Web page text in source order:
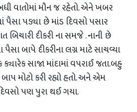
વાતોમાં મૌન જ રહેતો. એને ખબર
પૈસા પડ્યા છે માંડ દિવસો પસાર
દીકરી ના સમજે . નાની છે
પૈસા બાપે દીકરીના લગ્ન માટે સાચવ્યા
સાજા માંદામાં વપરાઈ જતા.બહુ
મોટો કરી રહ્યો હતો. અને એમ
દિવસો પણ પુરા થઈ ગયા.